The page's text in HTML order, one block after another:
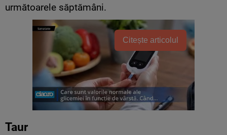
următoarele săptămâni.
Citește articolul
Taur